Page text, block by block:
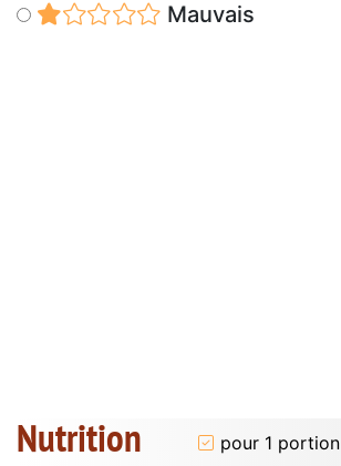
Mauvais
Nutrition pour 1 portion